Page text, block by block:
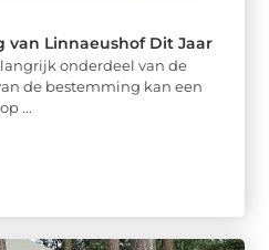
van Linnaeushof Dit Jaar
onderdeel van de
de bestemming kan een
...